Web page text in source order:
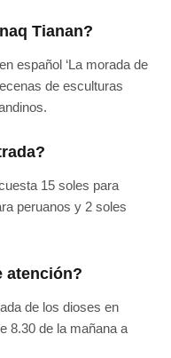
Tianan?
español ‘La morada de
de esculturas
15 soles para
peruanos y 2 soles
atención?
de los dioses en
8.30 de la mañana a